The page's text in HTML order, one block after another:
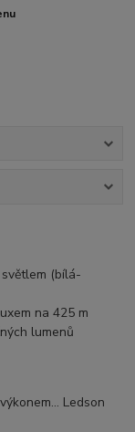
(bílá-
na 425 m
lumenů
Ledson